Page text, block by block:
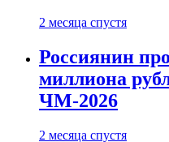
2 месяца спустя
Россиянин
миллиона
ЧМ-2026
2 месяца спустя